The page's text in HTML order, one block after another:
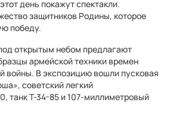
день покажут спектакли.
защитников Родины, которое
победу.
открытым небом предлагают
армейской техники времен
войны. В экспозицию вошли пусковая
советский легкий
танк Т-34-85 и 107-миллиметровый